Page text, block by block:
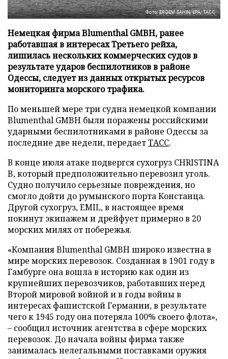
Фото: ERDEM SAHIN/EPA/ТАСС
Немецкая фирма Blumenthal GMBH, ранее
работавшая в интересах Третьего рейха,
лишилась нескольких коммерческих судов в
результате ударов беспилотников в районе
Одессы, следует из данных открытых ресурсов
мониторинга морского трафика.
По меньшей мере три судна немецкой компании
Blumenthal GMBH были поражены российскими
ударными беспилотниками в районе Одессы за
последние две недели, передаетТАСС.
В конце июля атаке подвергся сухогруз CHRISTINA
B, который предположительно перевозил уголь.
Судно получило серьезные повреждения, но
смогло дойти до румынского порта Констанца.
Другой сухогруз, EMIL, в настоящее время
покинут экипажем и дрейфует примерно в 20
морских милях от побережья.
«Компания Blumenthal GMBH широко известна в
мире морских перевозок. Созданная в 1901 году в
Гамбурге она вошла в историю как один из
крупнейших перевозчиков, работавших перед
Второй мировой войной и в годы войны в
интересах фашистской Германии, в результате
чего к 1945 году она потеряла 100% своего флота»,
– сообщил источник агентства в сфере морских
перевозок. До начала войны фирма также
занималась нелегальными поставками оружия